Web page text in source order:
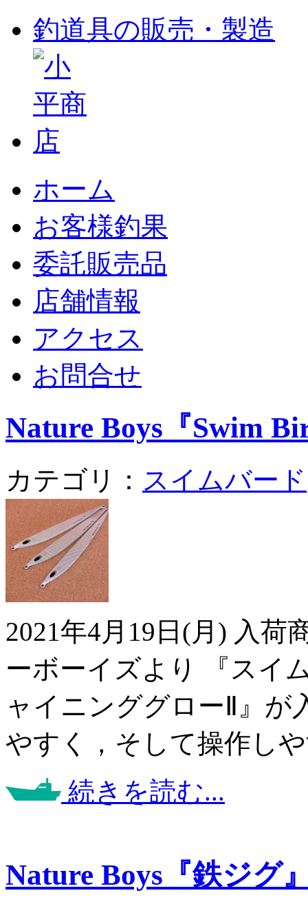
釣道具の販売・製造
ホーム
お客様釣果
委託販売品
店舗情報
アクセス
お問合せ
Nature Boys『Swim
カテゴリ： スイムバード
2021年4月19日(月) 入荷
ーボーイズより 『スイ
ャイニンググローⅡ』が
やすく，そして操作し
続きを読む...
Nature Boys『鉄ジグ